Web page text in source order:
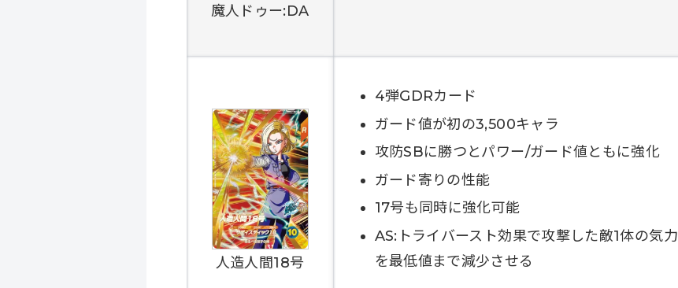
魔人ドゥー:DA
人造人間18号
4弾GDRカード
ガード値が初の3,500キャラ
攻防SBに勝つとパワー/ガード値ともに強化
ガード寄りの性能
17号も同時に強化可能
AS:トライバースト効果で攻撃した敵1体の気力
を最低値まで減少させる